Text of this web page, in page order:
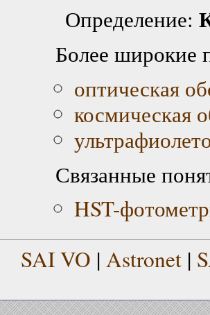
Определение:
Более широкие
оптическая
космическая
Связанные
HST-
SAI VO | Astronet |